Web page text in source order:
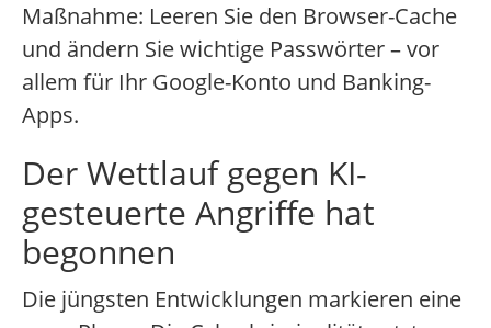
Maßnahme: Leeren Sie den Browser-Cache
und ändern Sie wichtige Passwörter – vor
allem für Ihr Google-Konto und Banking-
Apps.
Der Wettlauf gegen KI-
gesteuerte Angriffe hat
begonnen
Die jüngsten Entwicklungen markieren eine